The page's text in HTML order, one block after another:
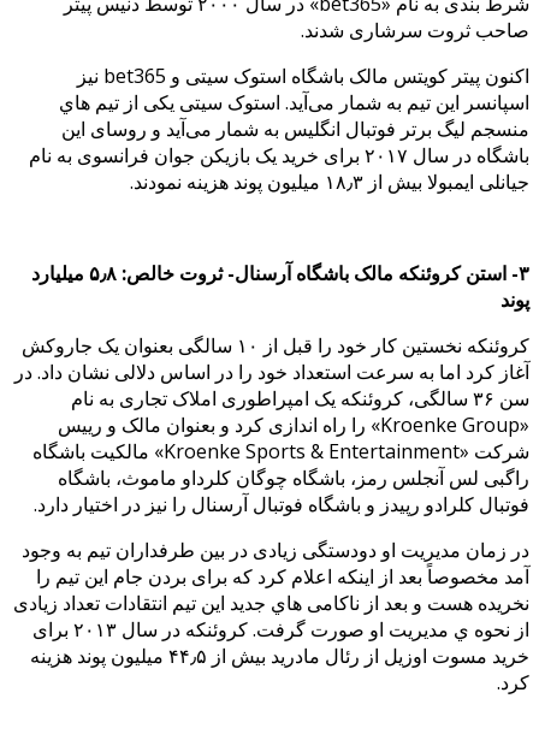
صاحب ثروت سرشاری شدند.
اکنون پیتر کویتس مالک باشگاه استوک سیتی و bet365 نیز
اسپانسر این تیم به شمار می‌آید. استوک سیتی یکی از تیم هاي
منسجم لیگ برتر فوتبال انگلیس به شمار می‌آید و روسای این
باشگاه در سال ۲۰۱۷ برای خرید یک بازیکن جوان فرانسوی به نام
جیانلی ایمبولا بیش از ۱۸٫۳ میلیون پوند هزینه نمودند.
۳- استن کروئنکه مالک باشگاه آرسنال- ثروت خالص: ۵٫۸ میلیارد
پوند
کروئنکه نخستین کار خود را قبل از ۱۰ سالگی بعنوان یک جاروکش
آغاز کرد اما به سرعت استعداد خود را در اساس دلالی نشان داد. در
سن ۳۶ سالگی، کروئنکه یک امپراطوری املاک تجاری به نام
«Kroenke Group» را راه اندازی کرد و بعنوان مالک و رییس
شرکت «Kroenke Sports & Entertainment» مالکیت باشگاه
راگبی لس آنجلس رمز، باشگاه چوگان کلرداو ماموث، باشگاه
فوتبال کلرادو رپیدز و باشگاه فوتبال آرسنال را نیز در اختیار دارد.
در زمان مدیریت او دودستگی زیادی در بین طرفداران تیم به وجود
آمد مخصوصاً بعد از اینکه اعلام کرد که برای بردن جام این تیم را
نخریده هست و بعد از ناکامی هاي جدید این تیم انتقادات تعداد زیادی
از نحوه ي مدیریت او صورت گرفت. کروئنکه در سال ۲۰۱۳ برای
خرید مسوت اوزیل از رئال مادرید بیش از ۴۴٫۵ میلیون پوند هزینه
کرد.